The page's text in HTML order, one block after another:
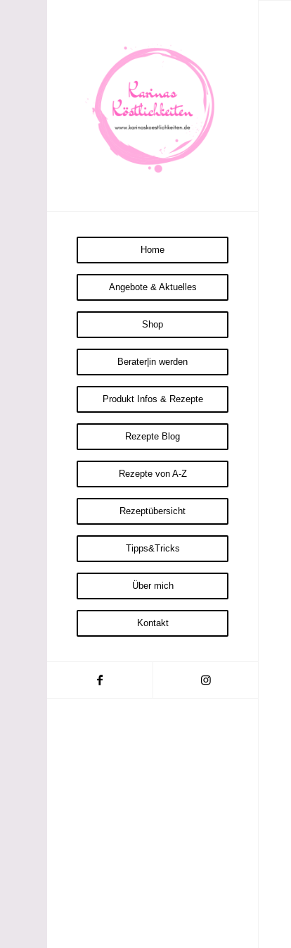
Home
Angebote & Aktuelles
Shop
Berater|in werden
Produkt Infos & Rezepte
Rezepte Blog
Rezepte von A-Z
Rezeptübersicht
Tipps&Tricks
Über mich
Kontakt